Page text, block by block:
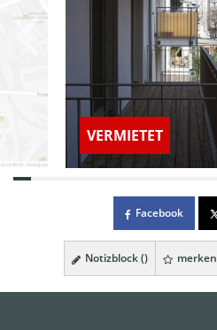
VERMIETET
Facebook
Notizblock () merken